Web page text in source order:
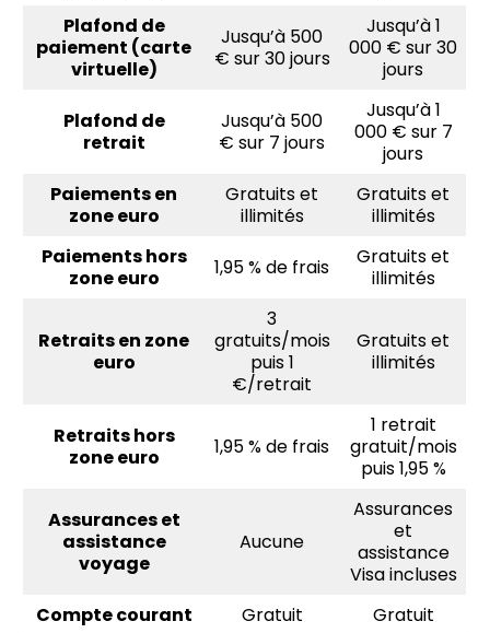
Plafond de
paiement (carte
virtuelle)
Jusqu’à 500
€ sur 30 jours
Jusqu’à 1
000 € sur 30
jours
Plafond de
retrait
Jusqu’à 500
€ sur 7 jours
Jusqu’à 1
000 € sur 7
jours
Paiements en
zone euro
Gratuits et
illimités
Gratuits et
illimités
Paiements hors
zone euro
1,95 % de frais
Gratuits et
illimités
Retraits en zone
euro
3
gratuits/mois
puis 1
€/retrait
Gratuits et
illimités
Retraits hors
zone euro
1,95 % de frais
1 retrait
gratuit/mois
puis 1,95 %
Assurances et
assistance
voyage
Aucune
Assurances
et
assistance
Visa incluses
Compte courant
Gratuit
Gratuit